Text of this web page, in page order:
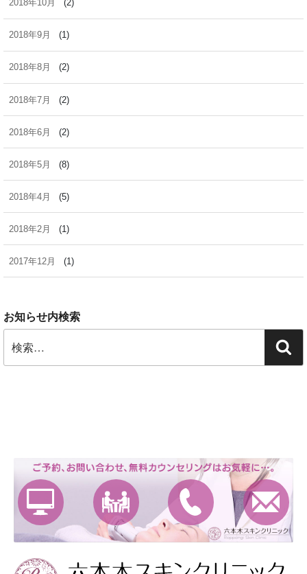
2018年10月 (2)
2018年9月 (1)
2018年8月 (2)
2018年7月 (2)
2018年6月 (2)
2018年5月 (8)
2018年4月 (5)
2018年2月 (1)
2017年12月 (1)
お知らせ内検索
索